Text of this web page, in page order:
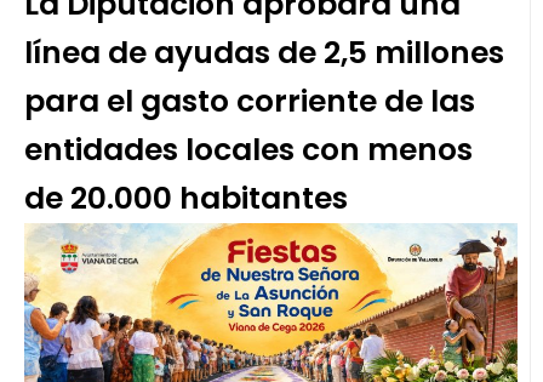
línea de ayudas de 2,5 millones
para el gasto corriente de las
entidades locales con menos
de 20.000 habitantes